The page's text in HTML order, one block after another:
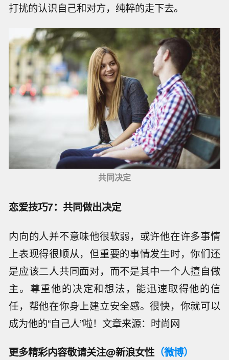
打扰的认识自己和对方，纯粹的走下去。
共同决定
恋爱技巧7：共同做出决定
内向的人并不意味他很软弱，或许他在许多事情
上表现得很顺从，但重要的事情发生时，你们还
是应该二人共同面对，而不是其中一个人擅自做
主。尊重他的决定和想法，能迅速取得他的信
任，帮他在你身上建立安全感。很快，你就可以
成为他的“自己人”啦！ 文章来源：时尚网
更多精彩内容敬请关注@新浪女性（微博）